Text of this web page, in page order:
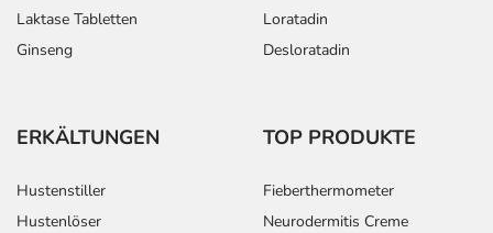
Laktase Tabletten
Ginseng
Loratadin
Desloratadin
ERKÄLTUNGEN
Hustenstiller
Hustenlöser
TOP PRODUKTE
Fieberthermometer
Neurodermitis Creme